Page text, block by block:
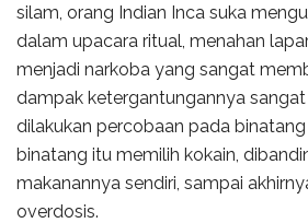
silam, orang Indian Inca suka
dalam upacara ritual, menahan
menjadi narkoba yang sangat
dampak ketergantungannya
dilakukan percobaan pada
binatang itu memilih kokain,
makanannya sendiri, sampai
overdosis.